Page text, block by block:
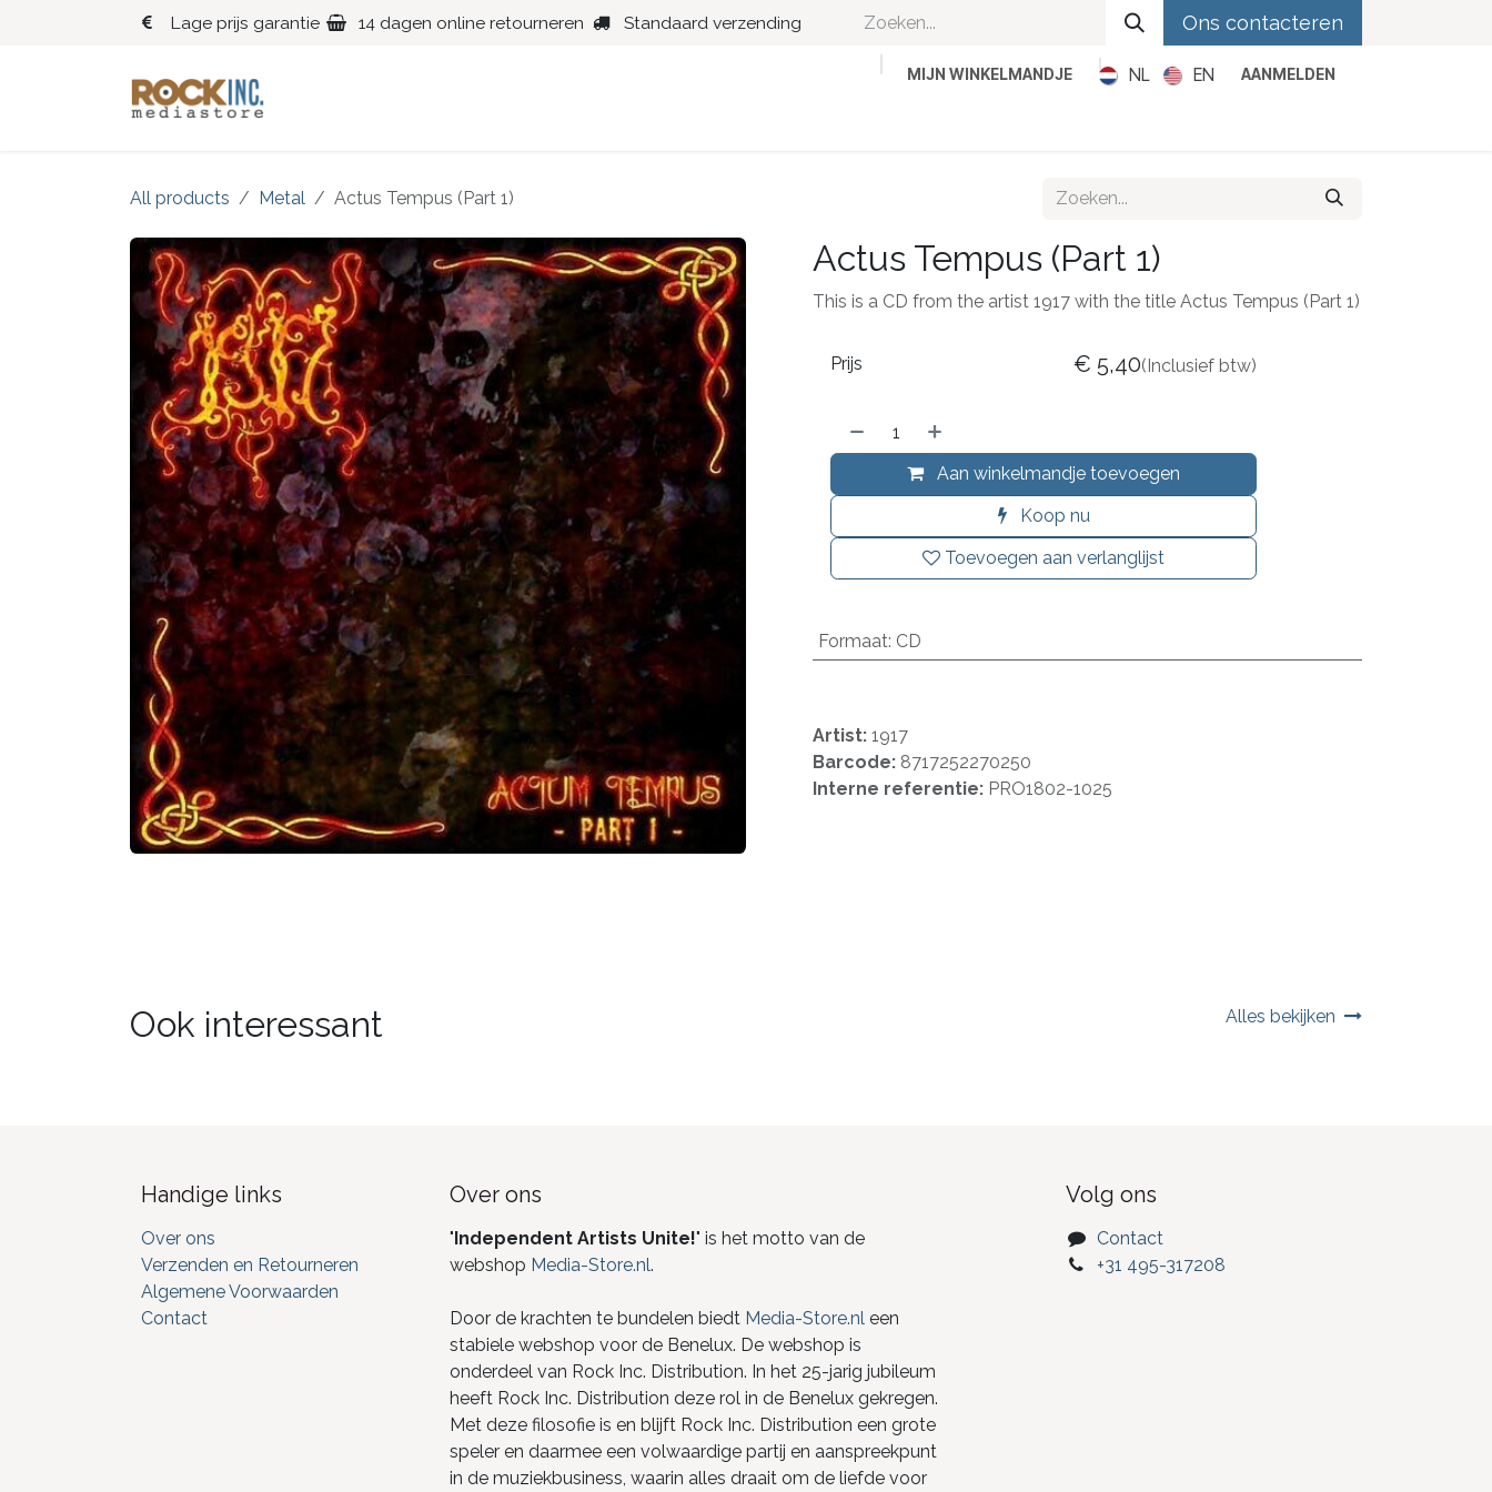
Overslaan naar inhoud
Lage prijs garantie 14 dagen online retourneren Standaard verzending Ons contacteren
MIJN WINKELMANDJE NL EN AANMELDEN
All products Metal Actus Tempus (Part 1)
Actus Tempus (Part 1)
This is a CD from the artist 1917 with the title Actus Tempus (Part 1)
Aan winkelmandje toevoegen
Koop nu
Toevoegen aan verlanglijst
Prijs € 5,40(Inclusief btw)
Formaat: CD
Artist: 1917
Barcode: 8717252270250
Interne referentie: PRO1802-1025
Ook interessant Alles bekijken
Handige links
Over ons
Verzenden en Retourneren
Algemene Voorwaarden
Contact
Over ons
"Independent Artists Unite!" is het motto van de
webshop Media-Store.nl.
Door de krachten te bundelen biedt Media-Store.nleen
stabiele webshop voor de Benelux. De webshop is
onderdeel van Rock Inc. Distribution. In het 25-jarig jubileum
heeft Rock Inc. Distribution deze rol in de Benelux gekregen.
Met deze filosofie is en blijft Rock Inc. Distribution een grote
speler en daarmee een volwaardige partij en aanspreekpunt
in de muziekbusiness, waarin alles draait om de liefde voor
Volg ons
Contact
+31 495-317208